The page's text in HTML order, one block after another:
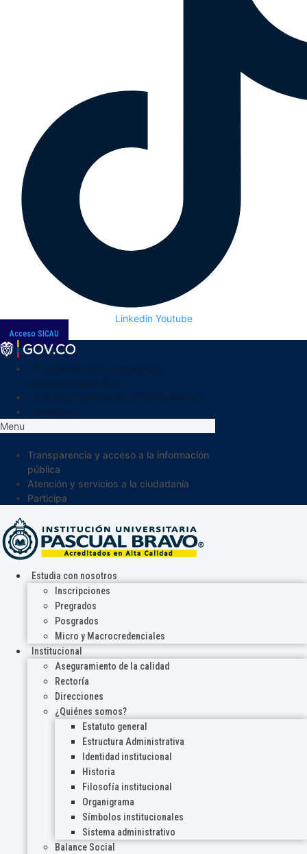
Linkedin Youtube
Acceso SICAU
Menu
Transparencia y acceso a la información
pública
Atención y servicios a la ciudadanía
Participa
Estudia con nosotros
Inscripciones
Pregrados
Posgrados
Micro y Macrocredenciales
Institucional
Aseguramiento de la calidad
Rectoría
Direcciones
¿Quiénes somos?
Estatuto general
Estructura Administrativa
Identidad institucional
Historia
Filosofía institucional
Organigrama
Símbolos institucionales
Sistema administrativo
Balance Social